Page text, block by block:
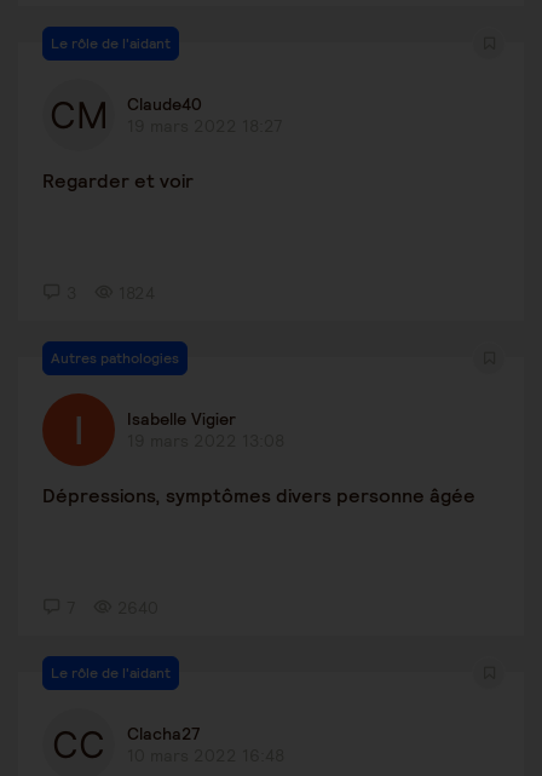
Le rôle de l'aidant
Claude40
Regarder et voir
Autres pathologies
Isabelle Vigier
Dépressions, symptômes divers personne âgée
Le rôle de l'aidant
Clacha27